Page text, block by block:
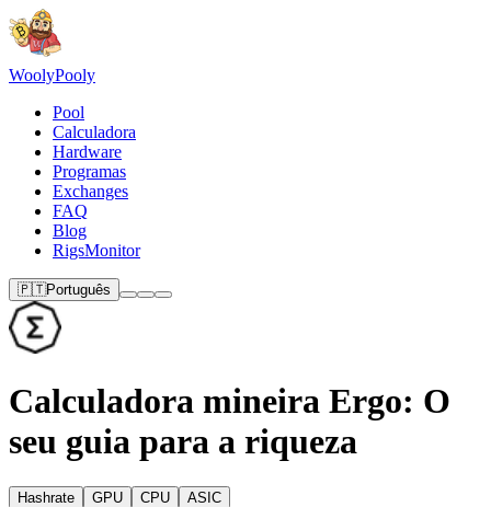
WoolyPooly
Pool
Calculadora
Hardware
Programas
Exchanges
FAQ
Blog
RigsMonitor
🇵🇹Português
Calculadora mineira Ergo: O
seu guia para a riqueza
Hashrate GPU CPU ASIC